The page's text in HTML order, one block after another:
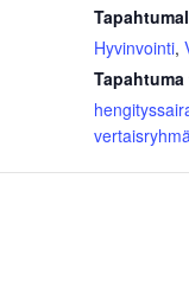
Hyvinvointi,